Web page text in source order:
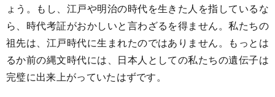
ょう。もし、江戸や明治の時代を生きた人を指しているな
ら、時代考証がおかしいと言わざるを得ません。私たちの
祖先は、江戸時代に生まれたのではありません。もっとは
るか前の縄文時代には、日本人としての私たちの遺伝子は
完璧に出来上がっていたはずです。